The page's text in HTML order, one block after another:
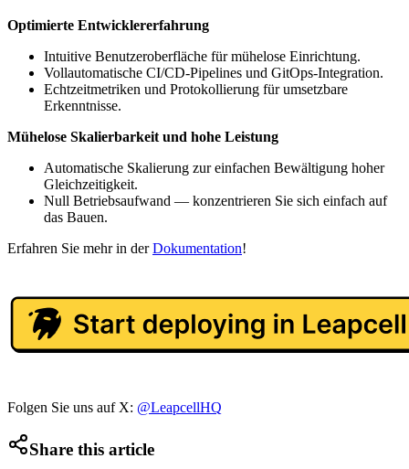
Optimierte Entwicklererfahrung
Intuitive Benutzeroberfläche für mühelose Einrichtung.
Vollautomatische CI/CD-Pipelines und GitOps-Integration.
Echtzeitmetriken und Protokollierung für umsetzbare
Erkenntnisse.
Mühelose Skalierbarkeit und hohe Leistung
Automatische Skalierung zur einfachen Bewältigung hoher
Gleichzeitigkeit.
Null Betriebsaufwand — konzentrieren Sie sich einfach auf
das Bauen.
Erfahren Sie mehr in derDokumentation!
Folgen Sie uns auf X: @LeapcellHQ
Share this article